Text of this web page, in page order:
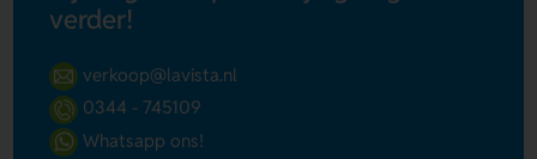
verder!
verkoop@lavista.nl
0344 - 745109
Whatsapp ons!